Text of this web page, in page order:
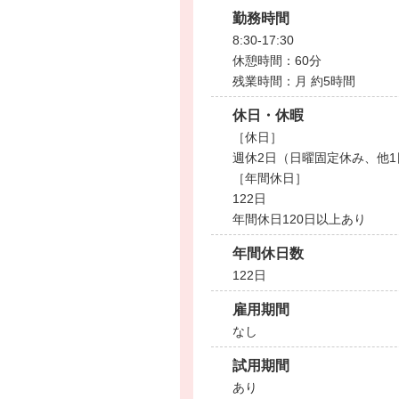
勤務時間
8:30-17:30
休憩時間：60分
残業時間：月 約5時間
休日・休暇
［休日］
週休2日（日曜固定休み、他1
［年間休日］
122日
年間休日120日以上あり
年間休日数
122日
雇用期間
なし
試用期間
あり